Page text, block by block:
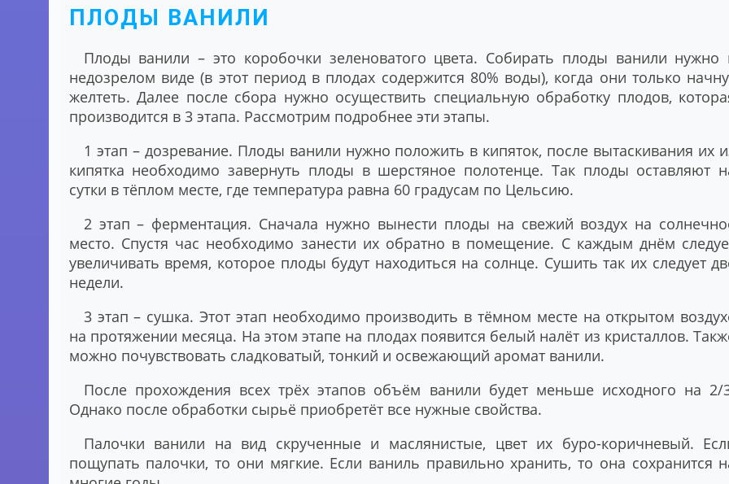
ПЛОДЫ ВАНИЛИ
Плоды ванили – это коробочки зеленоватого цвета. Собирать плоды ванили нужно
недозрелом виде (в этот период в плодах содержится 80% воды), когда они только
желтеть. Далее после сбора нужно осуществить специальную обработку плодов,
производится в 3 этапа. Рассмотрим подробнее эти этапы.
1 этап – дозревание. Плоды ванили нужно положить в кипяток, после вытаскивания их
кипятка необходимо завернуть плоды в шерстяное полотенце. Так плоды оставляют
сутки в тёплом месте, где температура равна 60 градусам по Цельсию.
2 этап – ферментация. Сначала нужно вынести плоды на свежий воздух на
место. Спустя час необходимо занести их обратно в помещение. С каждым днём
увеличивать время, которое плоды будут находиться на солнце. Сушить так их следует
недели.
3 этап – сушка. Этот этап необходимо производить в тёмном месте на открытом
на протяжении месяца. На этом этапе на плодах появится белый налёт из кристаллов.
можно почувствовать сладковатый, тонкий и освежающий аромат ванили.
После прохождения всех трёх этапов объём ванили будет меньше исходного на 2/
Однако после обработки сырьё приобретёт все нужные свойства.
Палочки ванили на вид скрученные и маслянистые, цвет их буро-коричневый.
пощупать палочки, то они мягкие. Если ваниль правильно хранить, то она сохранится